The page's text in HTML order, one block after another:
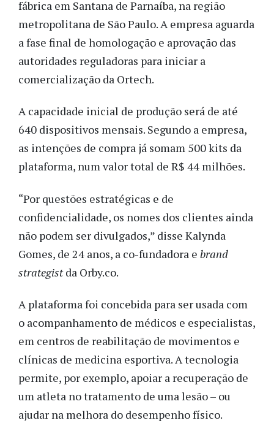
fábrica em Santana de Parnaíba, na região
metropolitana de São Paulo. A empresa aguarda
a fase final de homologação e aprovação das
autoridades reguladoras para iniciar a
comercialização da Ortech.
A capacidade inicial de produção será de até
640 dispositivos mensais. Segundo a empresa,
as intenções de compra já somam 500 kits da
plataforma, num valor total de R$ 44 milhões.
“Por questões estratégicas e de
confidencialidade, os nomes dos clientes ainda
não podem ser divulgados,” disse Kalynda
Gomes, de 24 anos, a co-fundadora e brand
strategistda Orby.co.
A plataforma foi concebida para ser usada com
o acompanhamento de médicos e especialistas,
em centros de reabilitação de movimentos e
clínicas de medicina esportiva. A tecnologia
permite, por exemplo, apoiar a recuperação de
um atleta no tratamento de uma lesão – ou
ajudar na melhora do desempenho físico.